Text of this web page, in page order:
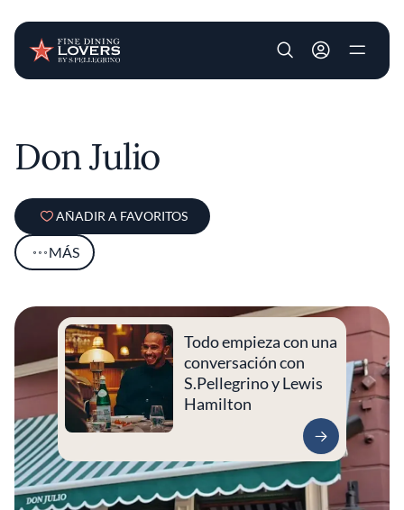
User account
Don Julio
AÑADIR A FAVORITOS
MÁS
Todo empieza con una
conversación con
S.Pellegrino y Lewis
Hamilton